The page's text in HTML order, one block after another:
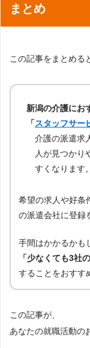
まとめ
この記事をまとめる
新潟の介護にお
「スタッフサー
介護の派遣求
人が見つかり
すくなります。
希望の求人や好条
の派遣会社に登録
手間はかかるかも
「少なくても3社
することをおすす
この記事が、
あなたの就職活動の